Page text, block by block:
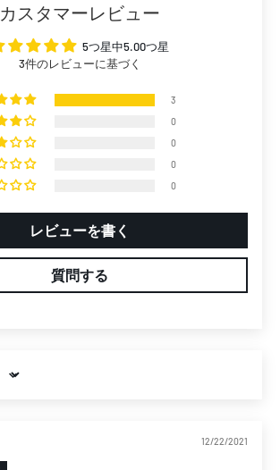
カスタマーレビュー
5つ星中5.00つ星
3件のレビューに基づく
3
0
0
0
0
レビューを書く
質問する
12/22/2021